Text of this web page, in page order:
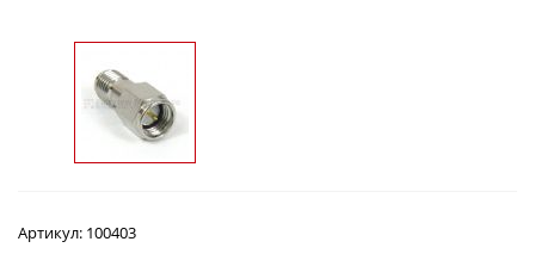
Артикул: 100403